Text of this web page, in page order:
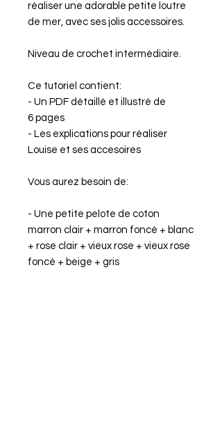
réaliser une adorable petite loutre
de mer, avec ses jolis accessoires.
Niveau de crochet intermédiaire.
Ce tutoriel contient:
- Un PDF détaillé et illustré de
6 pages
- Les explications pour réaliser
Louise et ses accesoires
Vous aurez besoin de:
- Une petite pelote de coton
marron clair + marron foncé + blanc
+ rose clair + vieux rose + vieux rose
foncé + beige + gris